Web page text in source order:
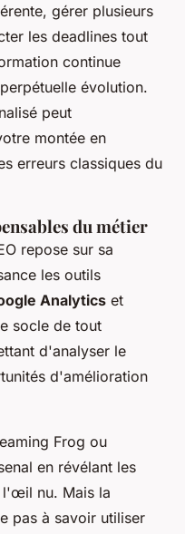
gérer plusieurs
les deadlines tout
continue
évolution.
peut
montée en
erreurs classiques du
du métier
repose sur sa
les outils
Analytics et
socle de tout
d'analyser le
d'amélioration
Frog ou
en révélant les
l'œil nu. Mais la
pas à savoir utiliser